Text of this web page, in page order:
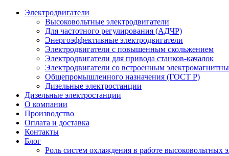
Электродвигатели
Высоковольтные электродвигатели
Для частотного регулирования (АДЧР)
Энергоэффективные электродвигатели
Электродвигатели с повышенным скольжением
Электродвигатели для привода станков-качалок
Электродвигатели со встроенным
Общепромышленного назначения (ГОСТ Р)
Дизельные электростанции
Дизельные электростанции
О компании
Производство
Оплата и доставка
Контакты
Блог
Роль систем охлаждения в работе высоковольтных